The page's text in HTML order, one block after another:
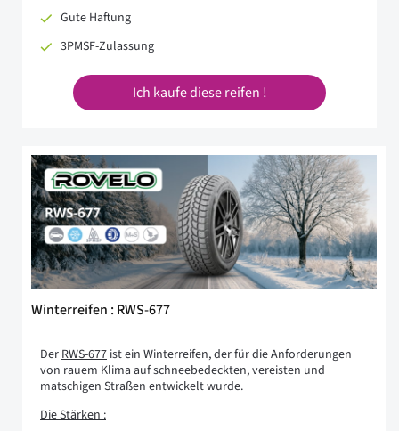
Gute Haftung
3PMSF-Zulassung
Ich kaufe diese reifen !
Winterreifen : RWS-677
DerRWS-677 ist ein Winterreifen, der für die Anforderungen
von rauem Klima auf schneebedeckten, vereisten und
matschigen Straßen entwickelt wurde.
Die Stärken :